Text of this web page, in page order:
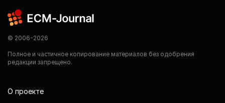
© 2006-2026
Полное и частичное копирование материалов без одобрения
редакции запрещено.
О проекте